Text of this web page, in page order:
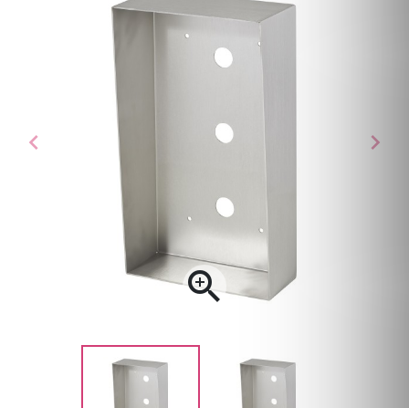
chevron_left

chevron_right